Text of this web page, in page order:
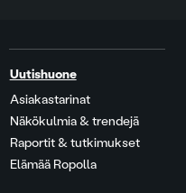
Uutishuone
Asiakastarinat
Näkökulmia & trendejä
Raportit & tutkimukset
Elämää Ropolla